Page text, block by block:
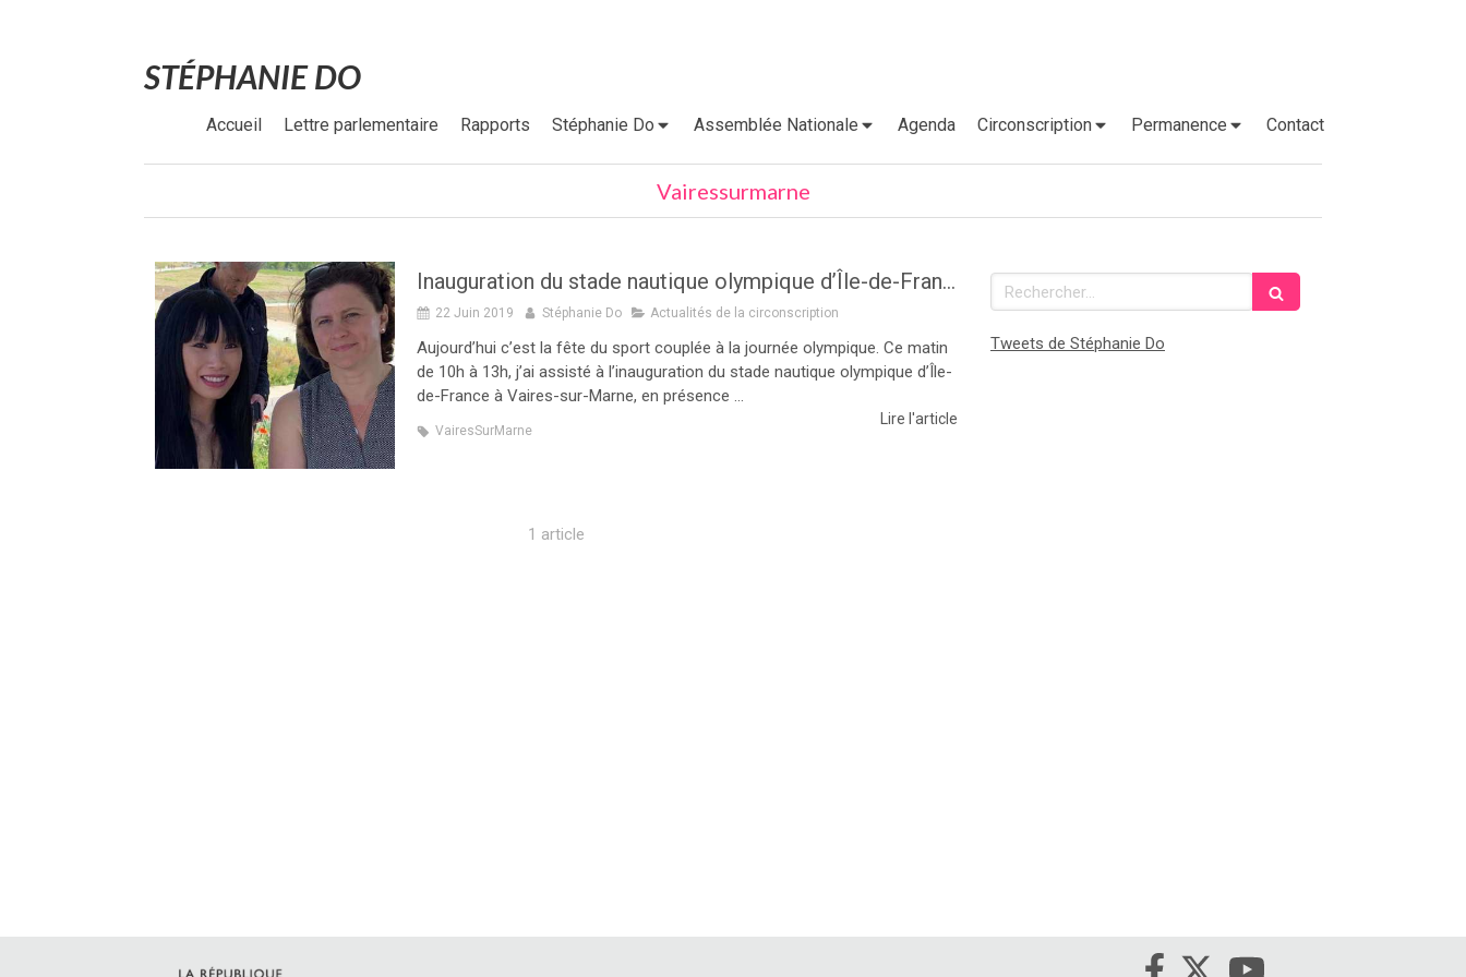
STÉPHANIE DO
Accueil Lettre parlementaire Rapports Stéphanie Do Assemblée Nationale Agenda Circonscription Permanence Contact
Vairessurmarne
Inauguration du stade nautique olympique d’Île-de-France à Vaires-sur-Marne
22 Juin 2019 Stéphanie Do Actualités de la circonscription
Aujourd’hui c’est la fête du sport couplée à la journée olympique. Ce matin
de 10h à 13h, j’ai assisté à l’inauguration du stade nautique olympique d’Île-
de-France à Vaires-sur-Marne, en présence ...
Lire l'article
VairesSurMarne
1 article
Rechercher
Tweets de Stéphanie Do